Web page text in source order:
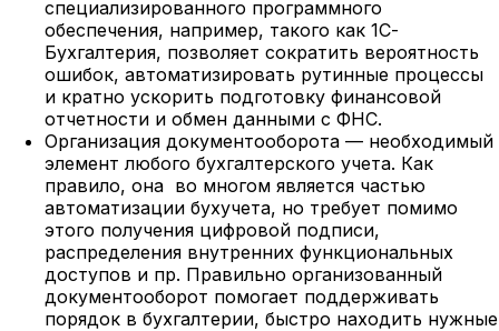
специализированного программного
обеспечения, например, такого как 1С-
Бухгалтерия, позволяет сократить вероятность
ошибок, автоматизировать рутинные процессы
и кратно ускорить подготовку финансовой
отчетности и обмен данными с ФНС.
Организация документооборота — необходимый
элемент любого бухгалтерского учета. Как
правило, она во многом является частью
автоматизации бухучета, но требует помимо
этого получения цифровой подписи,
распределения внутренних функциональных
доступов и пр. Правильно организованный
документооборот помогает поддерживать
порядок в бухгалтерии, быстро находить нужные